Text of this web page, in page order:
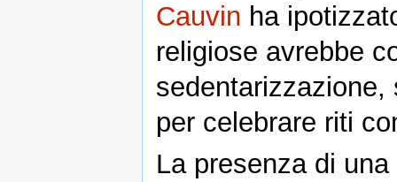
Cauvin ha
religiose avrebbe
sedentarizzazione,
per celebrare riti
La presenza di